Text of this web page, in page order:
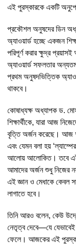
এই পুরস্কারকে একটি
প্রকৌশল অনুষদের ডিন
অ্যাওয়ার্ড হচ্ছে একজন
পরিপূর্ণ করার ক্ষুদ্র
অ্যাওয়ার্ড সফলতার
প্রথম অনুষদভিত্তিক
থাকবে।
কোষাধ্যক্ষ অধ্যাপক ড.
শিক্ষার্থীকে, যারা আজ
বৃত্তি অর্জন করেছে। আজ
এবং যেমন বলা হয়
আলোয় আলোকিত। তবে এই
আমাদের অর্জন শুধু নিজের
এই জ্ঞান ও মেধাকে কেবল
লাগাতে হবে।
তিনি আরও বলেন, কেউ
নেতৃত্ব দেবে—যে
ফেলে। আজকের এই